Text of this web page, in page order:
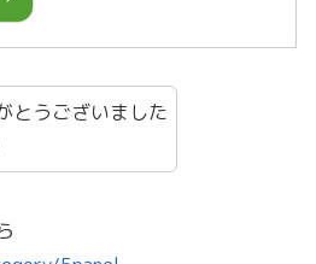
とうございました